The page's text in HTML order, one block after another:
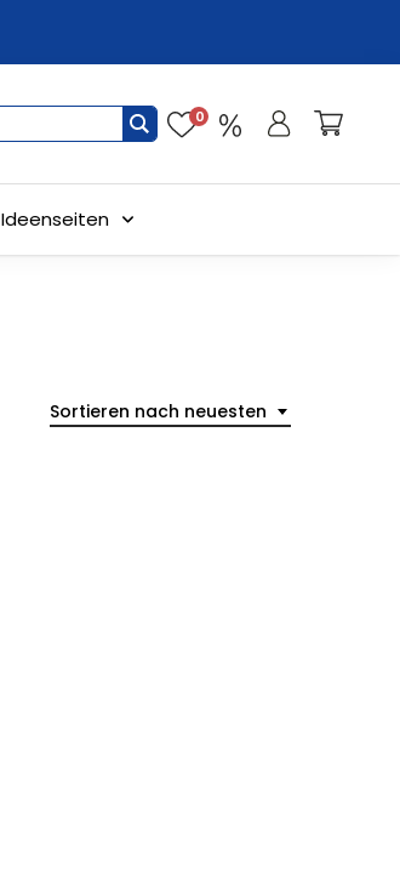
0
Ideenseiten
Sortieren nach neuesten